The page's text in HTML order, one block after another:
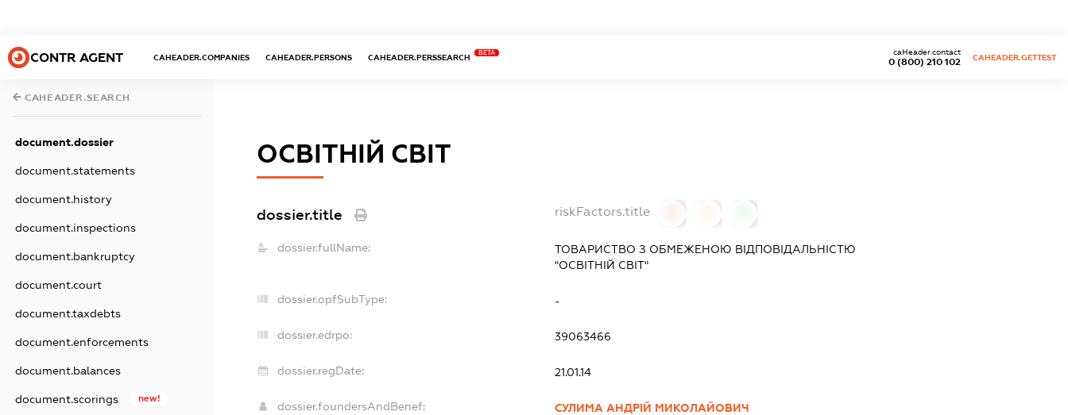
CONTR AGENT CAHEADER.COMPANIES CAHEADER.PERSONS CAHEADER.PERSSEARCH
BETA
0 (800) 210 102
caHeader.contact
CAHEADER.GETTEST
CAHEADER.SEARCH
document.dossier
document.statements
document.history
document.inspections
document.bankruptcy
document.court
document.taxdebts
document.enforcements
document.balances
document.scorings new!
ОСВІТНІЙ СВІТ
dossier.title riskFactors.title
dossier.fullName:
ТОВАРИСТВО З ОБМЕЖЕНОЮ ВІДПОВІДАЛЬНІСТЮ
"ОСВІТНІЙ СВІТ"
dossier.opfSubType: -
dossier.edrpo: 39063466
dossier.regDate: 21.01.14
dossier.foundersAndBenef:
СУЛИМА АНДРІЙ МИКОЛАЙОВИЧ